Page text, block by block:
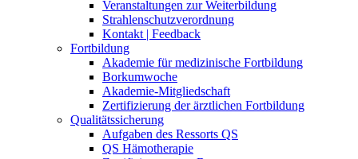
Veranstaltungen zur Weiterbildung
Strahlenschutzverordnung
Kontakt | Feedback
Fortbildung
Akademie für medizinische Fortbildung
Borkumwoche
Akademie-Mitgliedschaft
Zertifizierung der ärztlichen Fortbildung
Qualitätssicherung
Aufgaben des Ressorts QS
QS Hämotherapie